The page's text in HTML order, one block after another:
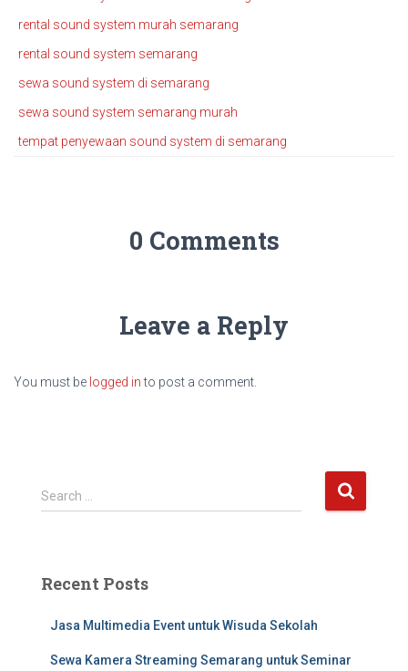
rental sound system murah semarang
rental sound system semarang
sewa sound system di semarang
sewa sound system semarang murah
tempat penyewaan sound system di semarang
0 Comments
Leave a Reply
You must be logged into post a comment.
Search …
Recent Posts
Jasa Multimedia Event untuk Wisuda Sekolah
Sewa Kamera Streaming Semarang untuk Seminar